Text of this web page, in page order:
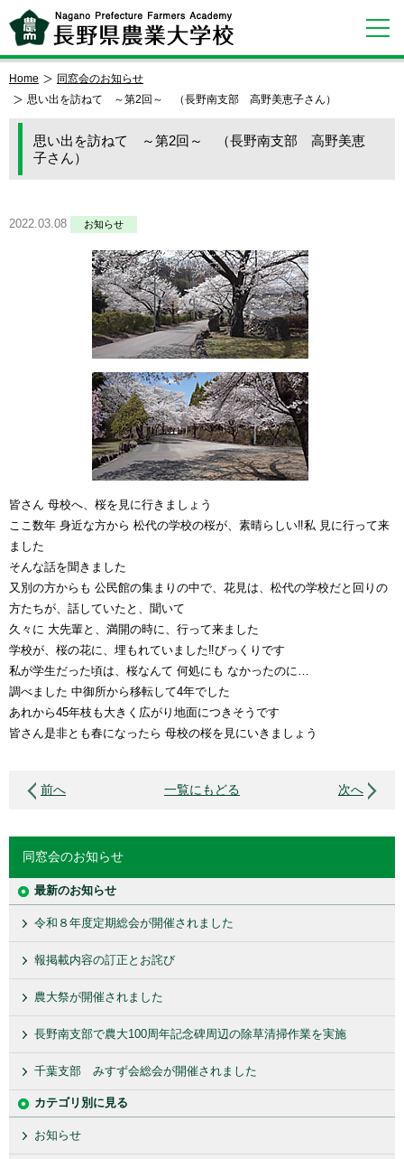
Home
同窓会のお知らせ
思い出を訪ねて ～第2回～ （長野南支部 高野美恵子さん）
思い出を訪ねて ～第2回～ （長野南支部 高野美恵
子さん）
2022.03.08 お知らせ
皆さん 母校へ、桜を見に行きましょう
ここ数年 身近な方から 松代の学校の桜が、素晴らしい‼️私 見に行って来
ました
そんな話を聞きました
又別の方からも 公民館の集まりの中で、花見は、松代の学校だと回りの
方たちが、話していたと、聞いて
久々に 大先輩と、満開の時に、行って来ました
学校が、桜の花に、埋もれていました‼️びっくりです
私が学生だった頃は、桜なんて 何処にも なかったのに…
調べました 中御所から移転して4年でした
あれから45年枝も大きく広がり地面につきそうです
皆さん是非とも春になったら 母校の桜を見にいきましょう
前へ 一覧にもどる 次へ
同窓会のお知らせ
最新のお知らせ
令和８年度定期総会が開催されました
報掲載内容の訂正とお詫び
農大祭が開催されました
長野南支部で農大100周年記念碑周辺の除草清掃作業を実施
千葉支部 みすず会総会が開催されました
カテゴリ別に見る
お知らせ